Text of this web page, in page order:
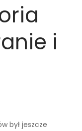
i
był jeszcze